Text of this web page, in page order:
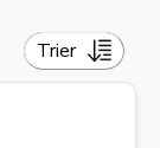
Trier